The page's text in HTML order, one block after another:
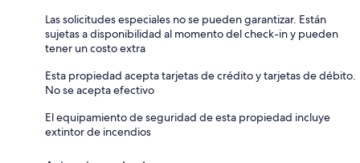
Las solicitudes especiales no se pueden garantizar. Están
sujetas a disponibilidad al momento del check-in y pueden
tener un costo extra
Esta propiedad acepta tarjetas de crédito y tarjetas de débito.
No se acepta efectivo
El equipamiento de seguridad de esta propiedad incluye
extintor de incendios